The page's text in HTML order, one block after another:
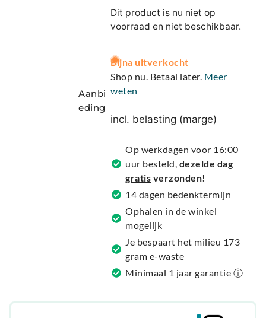
Aanbi
eding
Dit product is nu niet op
voorraad en niet beschikbaar.
A
l
t
r
t
v
e
:
Bijna uitverkocht
Shop nu. Betaal later. Meer
weten
incl. belasting (marge)
Op werkdagen voor 16:00
uur besteld, dezelde dag
gratis verzonden!
14 dagen bedenktermijn
Ophalen in de winkel
mogelijk
Je bespaart het milieu 173
gram e-waste
Minimaal 1 jaar garantie ⓘ